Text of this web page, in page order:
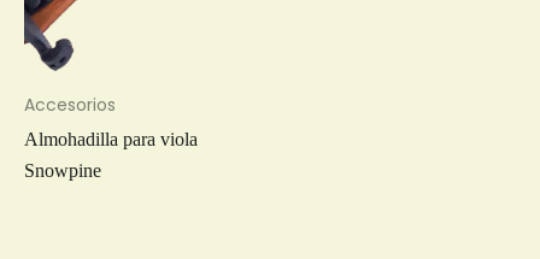
Accesorios
Almohadilla para viola
Snowpine